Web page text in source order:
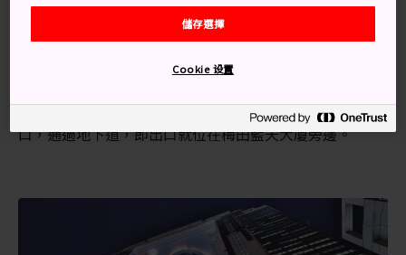
從大阪車站步行約 7 分鐘即能到達梅田藍天大樓，緊鄰著
車站北側的 Grand Front 購物中心。
沿著 Grand Front 購物中心南側的戶外通道往前，左手邊
南、北兩邊的街道時，會在十字路口左側看到地下道入
口，通過地下道，即出口就位在梅田藍天大廈旁邊。
儲存選擇
Cookie 设置